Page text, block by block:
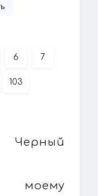
6 7
103
моему